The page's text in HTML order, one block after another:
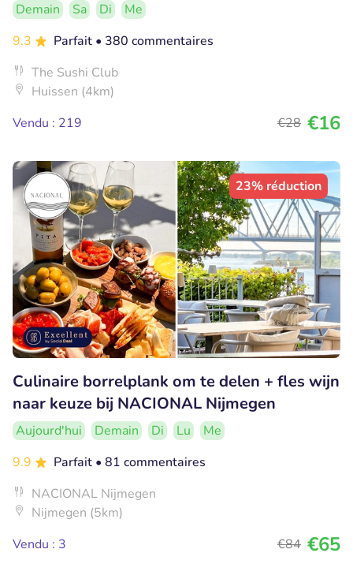
Demain Sa Di
Me
9.3
Parfait • 380 commentaires
The Sushi Club
Huissen (4km)
Vendu : 219
€28 €16
23% réduction
Culinaire borrelplank om te delen + fles wijn
naar keuze bij NACIONAL Nijmegen
Aujourd'hui Demain Di Lu
Me
9.9
Parfait • 81 commentaires
NACIONAL Nijmegen
Nijmegen (5km)
Vendu : 3
€84 €65